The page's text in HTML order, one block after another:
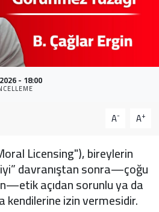
- 18:00
A- A+
Licensing"), bireylerin
davranıştan sonra—çoğu
açıdan sorunlu ya da
kendilerine izin vermesidir.